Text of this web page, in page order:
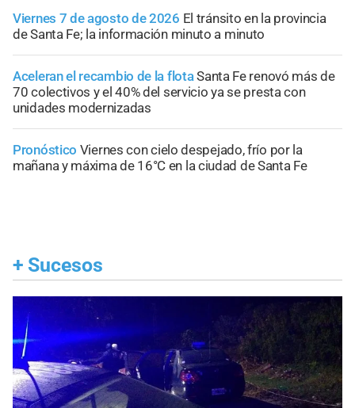
Viernes 7 de agosto de 2026 El tránsito en la provincia
de Santa Fe; la información minuto a minuto
Aceleran el recambio de la flotaSanta Fe renovó más de
70 colectivos y el 40% del servicio ya se presta con
unidades modernizadas
Pronóstico Viernes con cielo despejado, frío por la
mañana y máxima de 16°C en la ciudad de Santa Fe
+ Sucesos